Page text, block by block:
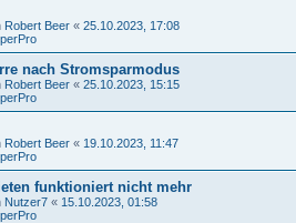
Robert Beer « 25.10.2023, 17:08
nach Stromsparmodus
Robert Beer « 25.10.2023, 15:15
Robert Beer « 19.10.2023, 11:47
funktioniert nicht mehr
Nutzer7 « 15.10.2023, 01:58